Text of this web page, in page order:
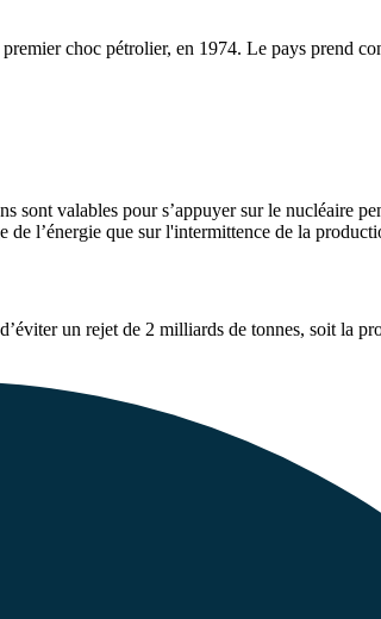
choc pétrolier, en 1974. Le pays prend
sont valables pour s’appuyer sur le nucléaire
de l’énergie que sur l'intermittence de la
un rejet de 2 milliards de tonnes, soit la